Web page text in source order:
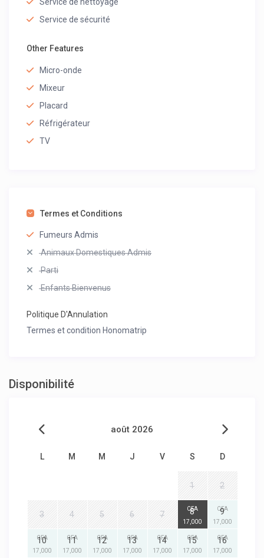
Service de sécurité
Other Features
Micro-onde
Mixeur
Placard
Réfrigérateur
TV
Termes et Conditions
Fumeurs Admis
Animaux Domestiques Admis
Parti
Enfants Bienvenus
Politique D'Annulation
Termes et condition Honomatrip
Disponibilité
août 2026
L M M J V S D
1 2
3 4 5 6 7 8
CFA
17,000
9
CFA
17,000
10
CFA
17,000
11
CFA
17,000
12
CFA
17,000
13
CFA
17,000
14
CFA
17,000
15
CFA
17,000
16
CFA
17,000